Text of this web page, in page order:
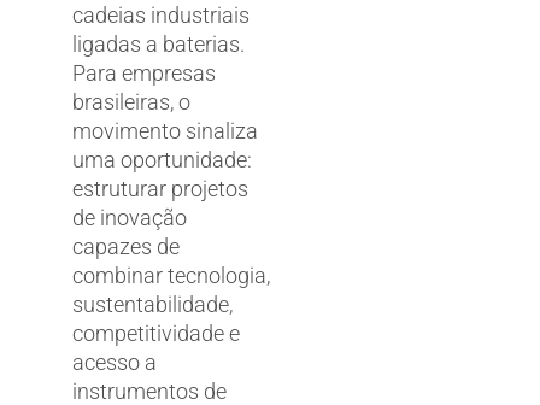
cadeias industriais
ligadas a baterias.
Para empresas
brasileiras, o
movimento sinaliza
uma oportunidade:
estruturar projetos
de inovação
capazes de
combinar tecnologia,
sustentabilidade,
competitividade e
acesso a
instrumentos de